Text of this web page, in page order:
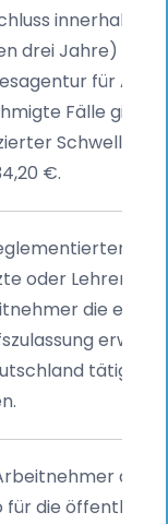
innerhalb
drei Jahre) oder
für
Fälle gilt ein
€.
oder Lehrer)
die
tätig
darf
für die öffentliche